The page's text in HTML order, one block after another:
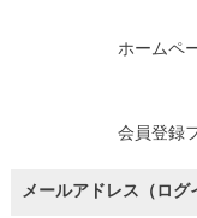
ホームペ
会員登録
メールアドレス（ログ